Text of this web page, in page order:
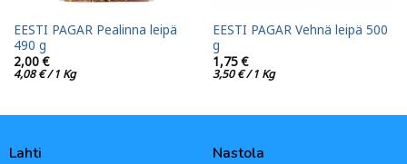
EESTI PAGAR Pealinna leipä
490 g
2,00€
4,08€/ 1 Kg
EESTI PAGAR Vehnä leipä 500
g
1,75€
3,50€/ 1 Kg
Lahti Nastola